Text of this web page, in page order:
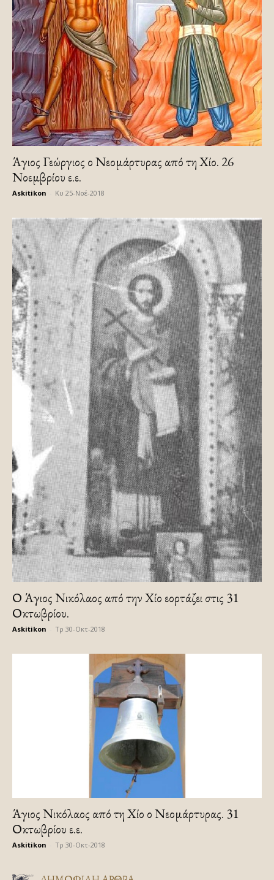
Άγιος Γεώργιος ο Νεομάρτυρας από τη Χίο. 26
Νοεμβρίου ε.ε.
Askitikon Κυ 25-Νοέ-2018
Ο Άγιος Νικόλαος από την Χίο εορτάζει στις 31
Οκτωβρίου.
Askitikon Τρ 30-Οκτ-2018
Άγιος Νικόλαος από τη Χίο ο Νεομάρτυρας. 31
Οκτωβρίου ε.ε.
Askitikon Τρ 30-Οκτ-2018